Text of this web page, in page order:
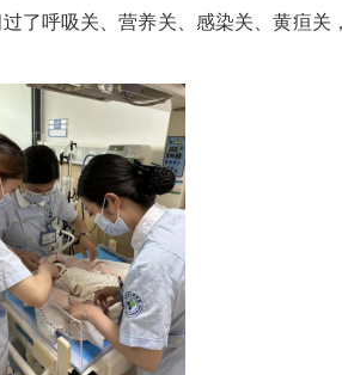
了呼吸关、营养关、感染关、黄疸